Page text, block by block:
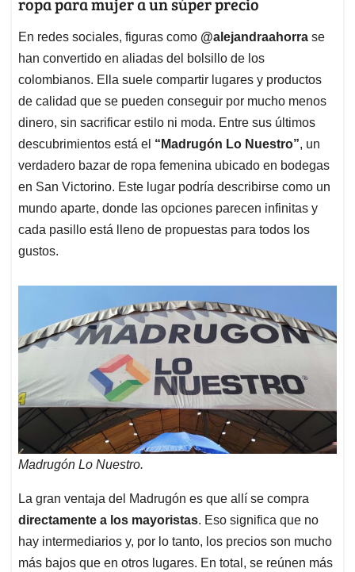
En redes sociales, figuras como @alejandraahorra se
han convertido en aliadas del bolsillo de los
colombianos. Ella suele compartir lugares y productos
de calidad que se pueden conseguir por mucho menos
dinero, sin sacrificar estilo ni moda. Entre sus últimos
descubrimientos está el “Madrugón Lo Nuestro”, un
verdadero bazar de ropa femenina ubicado en bodegas
en San Victorino. Este lugar podría describirse como un
mundo aparte, donde las opciones parecen infinitas y
cada pasillo está lleno de propuestas para todos los
gustos.
Madrugón Lo Nuestro.
La gran ventaja del Madrugón es que allí se compra
directamente a los mayoristas. Eso significa que no
hay intermediarios y, por lo tanto, los precios son mucho
más bajos que en otros lugares. En total, se reúnen más